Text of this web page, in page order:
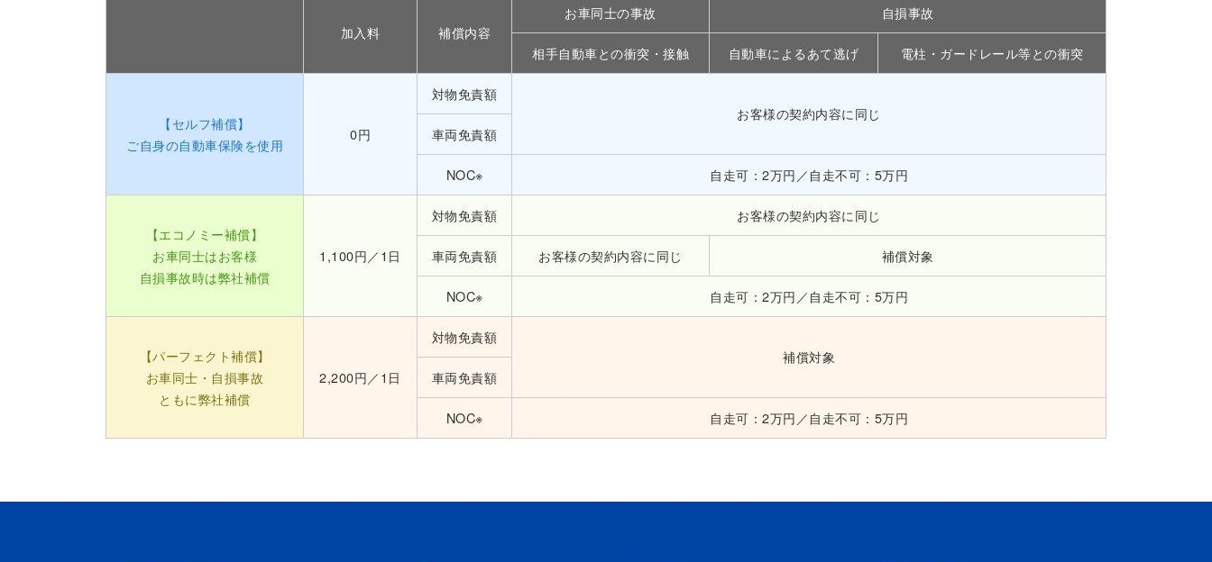
修理実績
加入料 補償内容
お車同士の事故 自損事故
相手自動車との衝突・接触 自動車によるあて逃げ 電柱・ガードレール等との衝突
【セルフ補償】
ご自身の自動車保険を使用
0円
対物免責額
お客様の契約内容に同じ
車両免責額
NOC※ 自走可：2万円／自走不可：5万円
【エコノミー補償】
お車同士はお客様
自損事故時は弊社補償
1,100円／1日
対物免責額 お客様の契約内容に同じ
車両免責額 お客様の契約内容に同じ 補償対象
NOC※ 自走可：2万円／自走不可：5万円
【パーフェクト補償】
お車同士・自損事故
ともに弊社補償
2,200円／1日
対物免責額
補償対象
車両免責額
NOC※ 自走可：2万円／自走不可：5万円